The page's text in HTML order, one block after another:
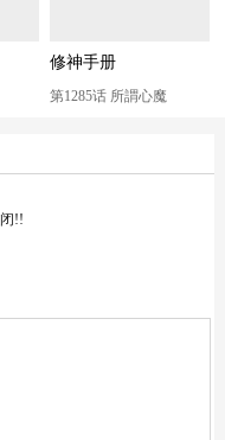
修神手册
第1285话 所謂心魔
!!